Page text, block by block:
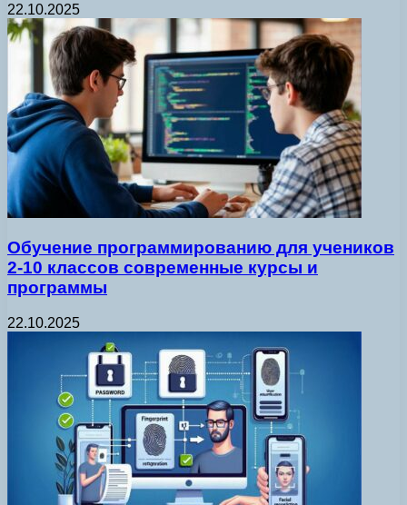
22.10.2025
Обучение программированию для учеников
2-10 классов современные курсы и
программы
22.10.2025